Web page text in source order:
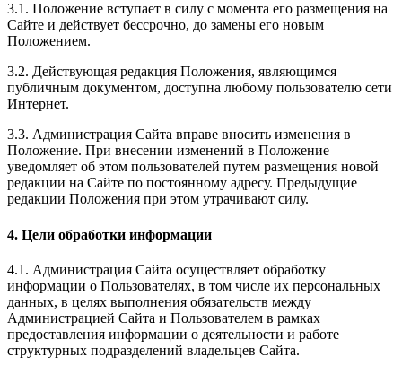
3.1. Положение вступает в силу с момента его размещения на
Сайте и действует бессрочно, до замены его новым
Положением.
3.2. Действующая редакция Положения, являющимся
публичным документом, доступна любому пользователю сети
Интернет.
3.3. Администрация Сайта вправе вносить изменения в
Положение. При внесении изменений в Положение
уведомляет об этом пользователей путем размещения новой
редакции на Сайте по постоянному адресу. Предыдущие
редакции Положения при этом утрачивают силу.
4. Цели обработки информации
4.1. Администрация Сайта осуществляет обработку
информации о Пользователях, в том числе их персональных
данных, в целях выполнения обязательств между
Администрацией Сайта и Пользователем в рамках
предоставления информации о деятельности и работе
структурных подразделений владельцев Сайта.